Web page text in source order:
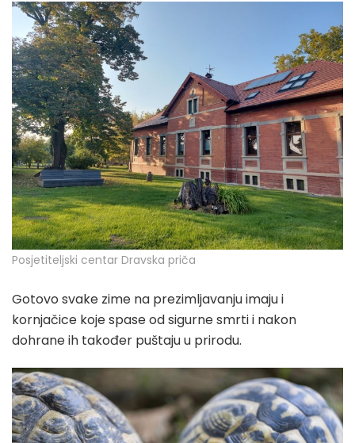
Posjetiteljski centar Dravska priča
Gotovo svake zime na prezimljavanju imaju i
kornjačice koje spase od sigurne smrti i nakon
dohrane ih također puštaju u prirodu.